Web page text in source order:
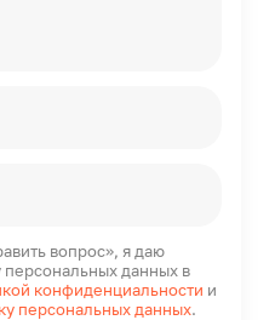
вопрос», я даю
персональных данных в
конфиденциальности и
персональных данных.